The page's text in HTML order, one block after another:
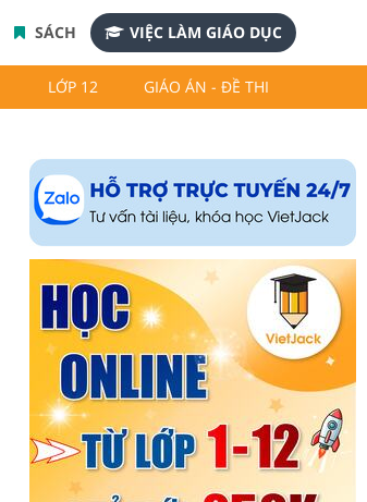
SÁCH VIỆC LÀM GIÁO DỤC
LỚP 12 GIÁO ÁN - ĐỀ THI